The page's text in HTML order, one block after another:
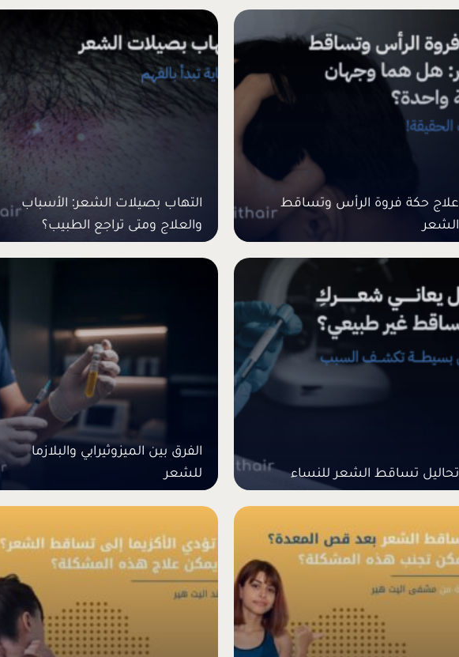
علاج حكة فروة الرأس وتساقط
الشعر
التهاب بصيلات الشعر: الأسباب
والعلاج ومتى تراجع الطبيب؟
تحاليل تساقط الشعر للنساء
الفرق بين الميزوثيرابي والبلازما
للشعر